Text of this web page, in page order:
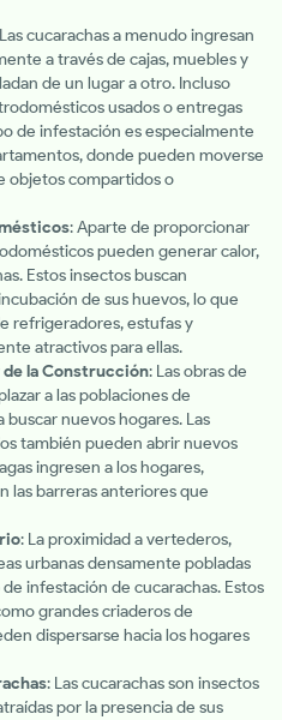
cucarachas a menudo ingresan
a través de cajas, muebles y
de un lugar a otro. Incluso
usados o entregas
de infestación es especialmente
donde pueden moverse
objetos compartidos o
: Aparte de proporcionar
pueden generar calor,
Estos insectos buscan
de sus huevos, lo que
refrigeradores, estufas y
atractivos para ellas.
la Construcción: Las obras de
a las poblaciones de
buscar nuevos hogares. Las
también pueden abrir nuevos
ingresen a los hogares,
las barreras anteriores que
: La proximidad a vertederos,
urbanas densamente pobladas
infestación de cucarachas. Estos
grandes criaderos de
dispersarse hacia los hogares
: Las cucarachas son insectos
por la presencia de sus